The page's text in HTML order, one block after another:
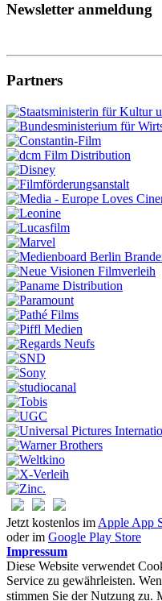
Newsletter anmeldung
Partners
Jetzt kostenlos im Apple App
oder im Google Play Store
Impressum
Diese Website verwendet
Service zu gewährleisten.
stimmen Sie der Nutzung zu.